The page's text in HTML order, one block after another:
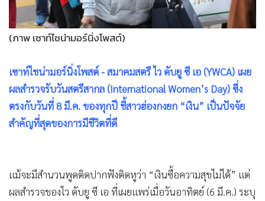
• Management & HR
• MGR Live
• Infographic
การเมือง
ท่องเที่ยว
กีฬา
•
ต่างประเทศ
• จีน
• ชุมชน-คุณภาพชีวิต
(ภาพ เซาท์ไชน่ามอร์นิ่งโพสต์)
เซาท์ไชน่ามอร์นิ่งโพสต์ - สมาคมสตรี ไว ดับยู ซี เอ (YWCA) เผย
ผลสำรวจรับวันสตรีสากล (International Women’s Day) ซึ่ง
ตรงกับวันที่ 8 มี.ค. ของทุกปี ชี้สาวฮ่องกงยก “เงิน” เป็นปัจจัย
สำคัญที่สุดของการมีชีวิตที่ดี
แม้จะมีสำนวนพูดติดปากฟังติดหูว่า “เงินซื้อความสุขไม่ได้” แต่
ผลสำรวจของไว ดับยู ซี เอ ที่เผยแพร่เมื่อวันอาทิตย์ (6 มี.ค.) ระบุ